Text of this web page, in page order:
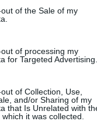
of the Sale of my
of processing my
for Targeted Advertising.
of Collection, Use,
and/or Sharing of my
that Is Unrelated with
it was collected.